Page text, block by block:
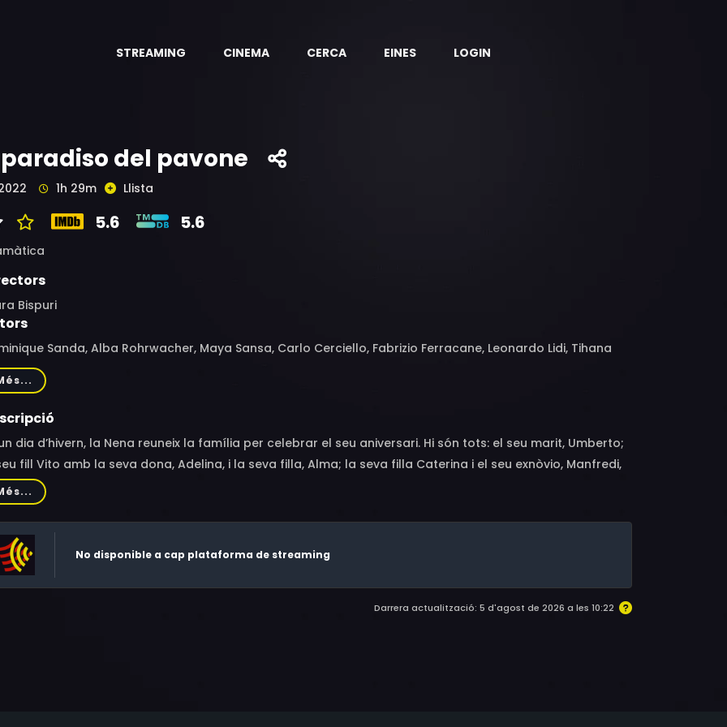
STREAMING CINEMA CERCA EINES LOGIN
del pavone
1h 29m Llista
5.6 5.6
Bispuri
Sanda, Alba Rohrwacher, Maya Sansa, Carlo Cerciello, Fabrizio Ferracane, Leonardo Lidi, Tihana
Yle Vianello, Ludovica Alvazzi Del Frate, Carolina Michelangeli, Maddalena Crippa, Raffaella D'Avella
dia d’hivern, la Nena reuneix la família per celebrar el seu aniversari. Hi són tots: el seu marit, Umberto;
fill Vito amb la seva dona, Adelina, i la seva filla, Alma; la seva filla Caterina i el seu exnòvio, Manfredi,
la seva nova xicota, Joana; la seva cosina Isabel; la seva mestressa de claus, Lucia –amb qui
un amor secret des de fa quaranta anys–, i la seva filla Grazia.
No disponible a cap plataforma de streaming
Darrera actualització: 5 d'agost de 2026 a les 10:22